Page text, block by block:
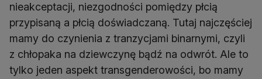
nieakceptacji, niezgodności pomiędzy płcią
przypisaną a płcią doświadczaną. Tutaj najczęściej
mamy do czynienia z tranzycjami binarnymi, czyli
z chłopaka na dziewczynę bądź na odwrót. Ale to
tylko jeden aspekt transgenderowości, bo mamy